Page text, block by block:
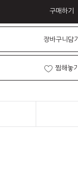
구매하기
장바구니담기
찜해놓기